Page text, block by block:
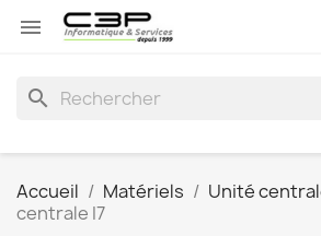

search
Accueil Matériels Unité
centrale I7